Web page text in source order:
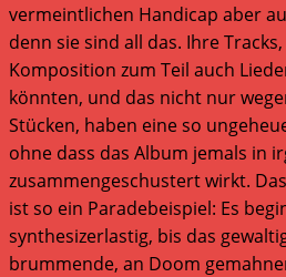
vermeintlichen Handicap aber
denn sie sind all das. Ihre
Komposition zum Teil auch
könnten, und das nicht nur
Stücken, haben eine so
ohne dass das Album jemals in
zusammengeschustert wirkt. Das
ist so ein Paradebeispiel: Es
synthesizerlastig, bis das
brummende, an Doom